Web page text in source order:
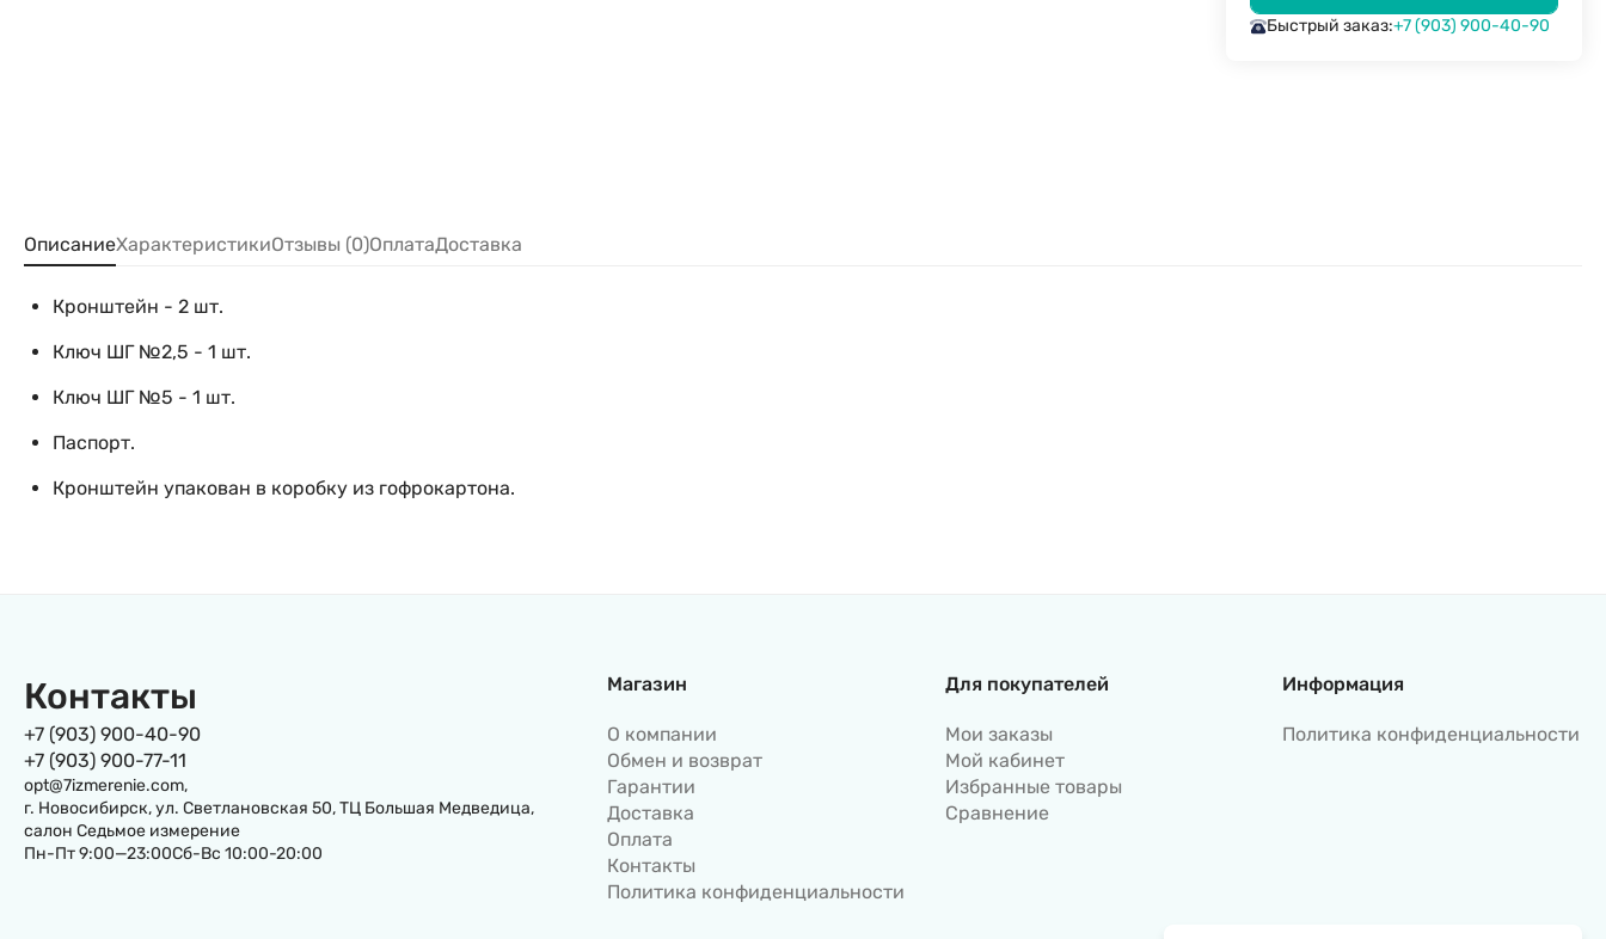
Быстрый заказ:+7 (903) 900-40-90
ОписаниеХарактеристикиОтзывы (0)ОплатаДоставка
Кронштейн - 2 шт.
Ключ ШГ №2,5 - 1 шт.
Ключ ШГ №5 - 1 шт.
Паспорт.
Кронштейн упакован в коробку из гофрокартона.
Контакты
+7 (903) 900-40-90
+7 (903) 900-77-11
opt@7izmerenie.com,
г. Новосибирск, ул. Светлановская 50, ТЦ Большая Медведица,
салон Седьмое измерение
Пн-Пт 9:00—23:00Сб-Вс 10:00-20:00
Магазин
О компании
Обмен и возврат
Гарантии
Доставка
Оплата
Контакты
Политика конфиденциальности
Для покупателей
Мои заказы
Мой кабинет
Избранные товары
Сравнение
Информация
Политика конфиденциальности